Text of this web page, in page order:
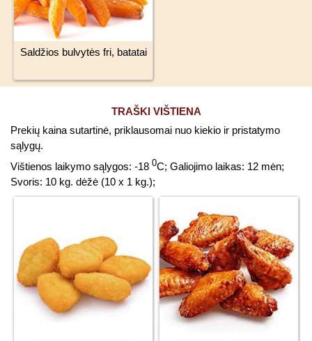
Saldžios bulvytės fri, batatai
TRAŠKI VIŠTIENA
Prekių kaina sutartinė, priklausomai nuo kiekio ir pristatymo
sąlygų.
Vištienos laikymo sąlygos: -18 0C; Galiojimo laikas: 12 mėn;
Svoris: 10 kg. dėžė (10 x 1 kg.);